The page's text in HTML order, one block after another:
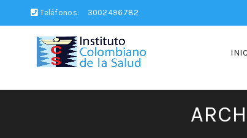
Teléfonos: 3002496782